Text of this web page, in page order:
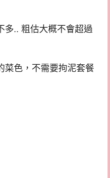
多.. 粗估大概不會超過
菜色，不需要拘泥套餐